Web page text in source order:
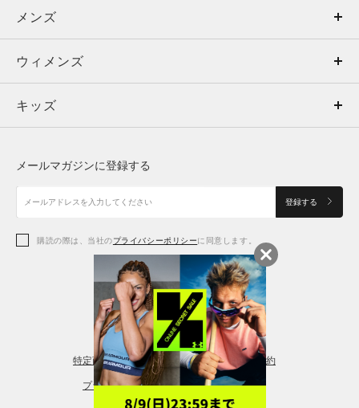
メンズ
ウィメンズ
キッズ
アクセサリー
メンズ
トップス
ボトムス
アクセサリー
ウィメンズ
トップス
シューズ
アクセサリー
レギンス＆タイツ
キッズ
シューズ
メールマガジンに登録する
登録する
購読の際は、当社のプライバシーポリシーに同意します。
特定商取引法に基づく通販の表記 会員規約
プライバシーポリシー